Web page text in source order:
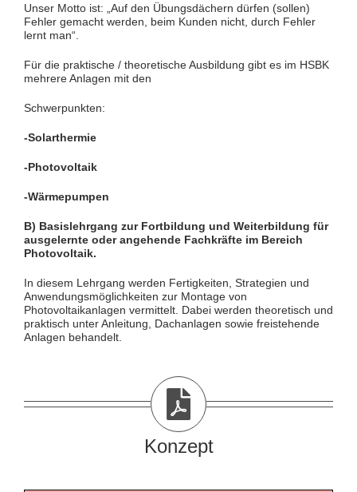
Unser Motto ist: „Auf den Übungsdächern dürfen (sollen)
Fehler gemacht werden, beim Kunden nicht, durch Fehler
lernt man“.
Für die praktische / theoretische Ausbildung gibt es im HSBK
mehrere Anlagen mit den
Schwerpunkten:
-Solarthermie
-Photovoltaik
-Wärmepumpen
B) Basislehrgang zur Fortbildung und Weiterbildung für
ausgelernte oder angehende Fachkräfte im Bereich
Photovoltaik.
In diesem Lehrgang werden Fertigkeiten, Strategien und
Anwendungsmöglichkeiten zur Montage von
Photovoltaikanlagen vermittelt. Dabei werden theoretisch und
praktisch unter Anleitung, Dachanlagen sowie freistehende
Anlagen behandelt.
Konzept